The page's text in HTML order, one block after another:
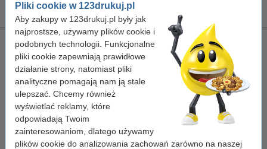
Pliki cookie w 123drukuj.pl
Aby zakupy w 123drukuj.pl były jak
najprostsze, używamy plików cookie i
podobnych technologii. Funkcjonalne
pliki cookie zapewniają prawidłowe
działanie strony, natomiast pliki
analityczne pomagają nam ją stale
ulepszać. Chcemy również
wyświetlać reklamy, które
odpowiadają Twoim
zainteresowaniom, dlatego używamy
plików cookie do analizowania zachowań zarówno na naszej
169,00 zł
123drukuj zamiennik Brother DR-7000 bęben światłoczuły /
drum
standard 123drukuj ± 20.000 stron DR7000
Kliknij i sprawdź całą specyfikacje
Zaoszczędź prawie
w porównaniu do wersji
Dostępny
Zamów na poniedziałek